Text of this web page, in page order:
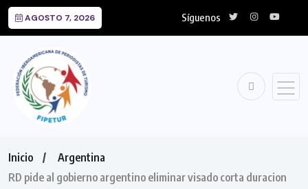
AGOSTO 7, 2026 Síguenos
Inicio
Argentina
RD pide al gobierno argentino eliminar visado corta duracion